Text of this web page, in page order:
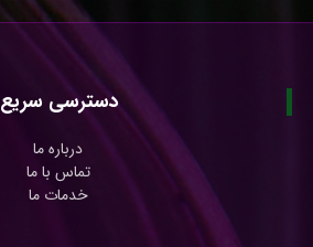
دسترسی سریع
درباره ما
تماس با ما
خدمات ما